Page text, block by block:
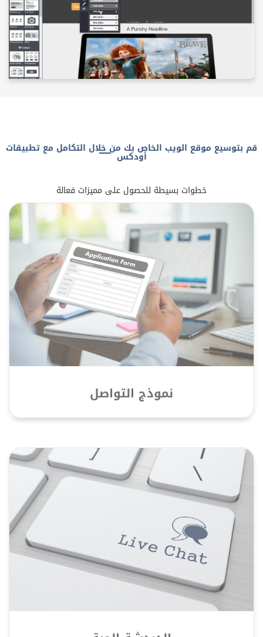
قم بتوسيع موقع الويب الخاص بك من خلال التكامل مع تطبيقات
أودكس
خطوات بسيطة للحصول على مميزات فعالة
نموذج التواصل